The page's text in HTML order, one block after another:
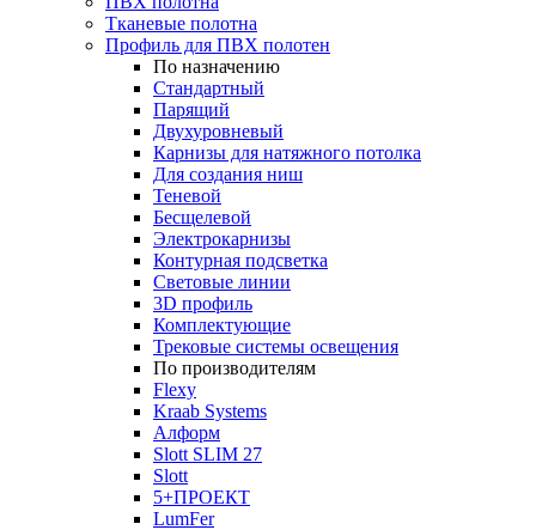
Тканевые полотна
Профиль для ПВХ полотен
По назначению
Стандартный
Парящий
Двухуровневый
Карнизы для натяжного потолка
Для создания ниш
Теневой
Бесщелевой
Электрокарнизы
Контурная подсветка
Световые линии
3D профиль
Комплектующие
Трековые системы освещения
По производителям
Flexy
Kraab Systems
Алформ
Slott SLIM 27
Slott
5+ПРОЕКТ
LumFer